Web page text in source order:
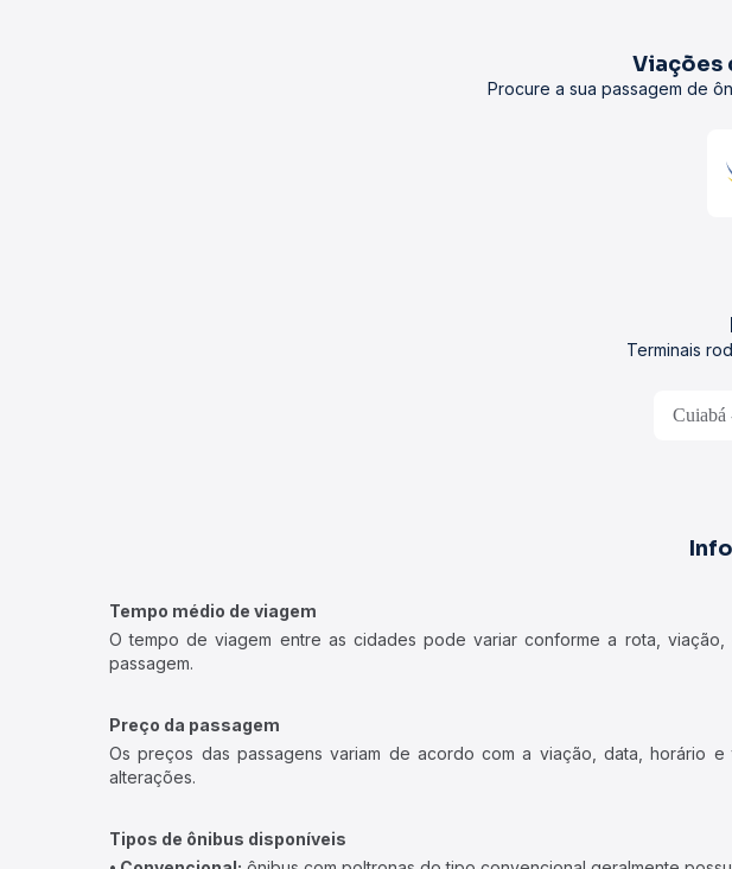
Viações
Procure a sua passagem de
Terminais
Cuiabá
Tempo médio de viagem
O tempo de viagem entre as cidades pode variar conforme a rota,
passagem.
Preço da passagem
Os preços das passagens variam de acordo com a viação, data, horário
alterações.
Tipos de ônibus disponíveis